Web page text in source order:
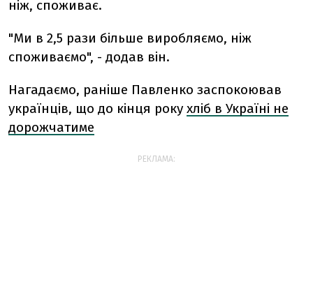
ніж, споживає.
"Ми в 2,5 рази більше виробляємо, ніж
споживаємо", - додав він.
Нагадаємо, раніше Павленко заспокоював
українців, що до кінця року хліб в Україні не
дорожчатиме
РЕКЛАМА: